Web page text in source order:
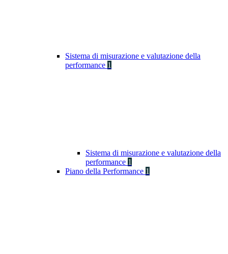
Sistema di misurazione e valutazione della
performance 1
Sistema di misurazione e valutazione della
performance 1
Piano della Performance 1